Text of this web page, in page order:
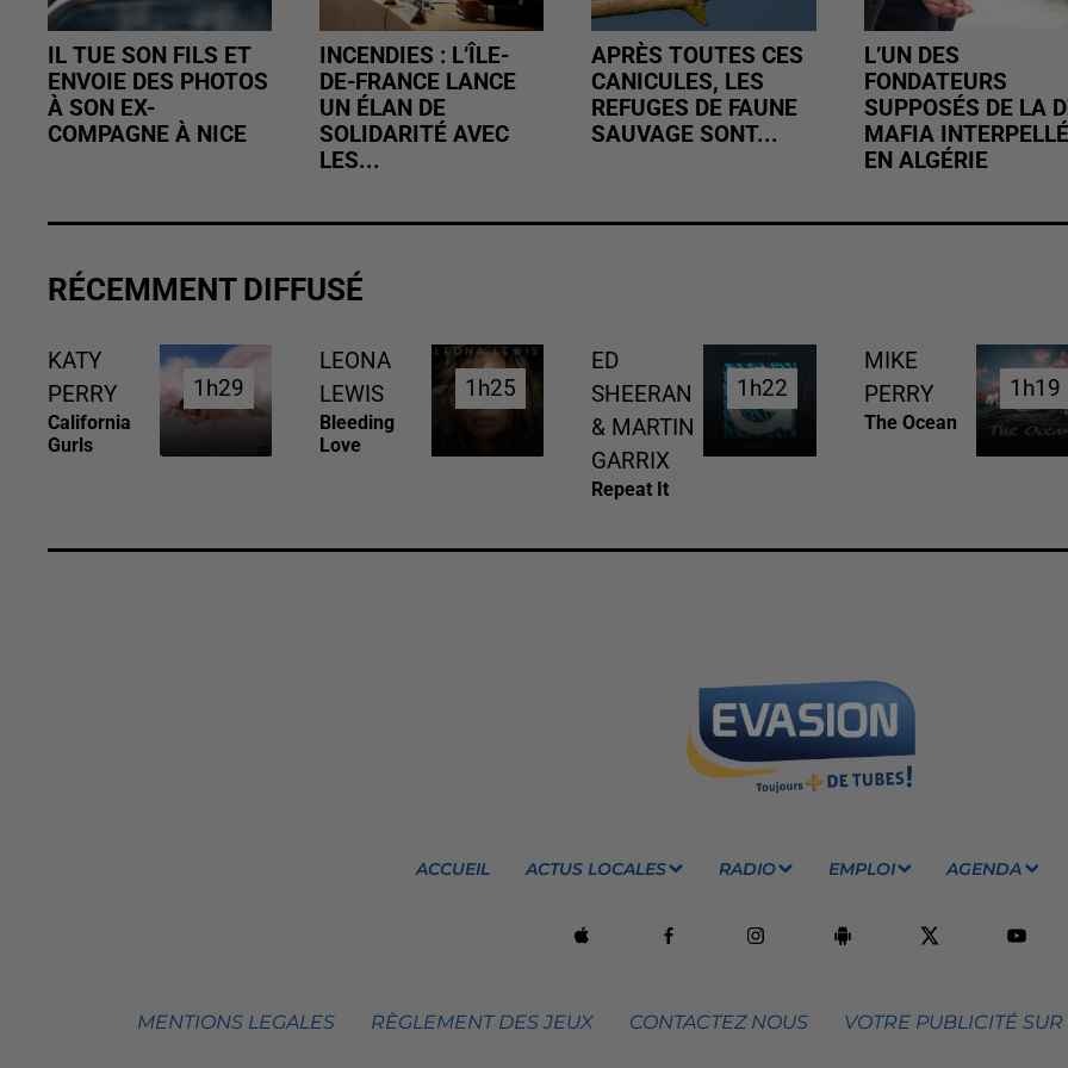
IL TUE SON FILS ET
ENVOIE DES PHOTOS
À SON EX-
COMPAGNE À NICE
INCENDIES : L’ÎLE-
DE-FRANCE LANCE
UN ÉLAN DE
SOLIDARITÉ AVEC
LES...
APRÈS TOUTES CES
CANICULES, LES
REFUGES DE FAUNE
SAUVAGE SONT...
L’UN DES
FONDATEURS
SUPPOSÉS DE LA
MAFIA INTERPELLÉ
EN ALGÉRIE
RÉCEMMENT DIFFUSÉ
KATY
PERRY
California
Gurls
1h29
1h29
LEONA
LEWIS
Bleeding
Love
1h25
1h25
ED
SHEERAN
& MARTIN
GARRIX
Repeat It
1h22
1h22
MIKE
PERRY
The Ocean
1h19
1h19
ACCUEIL ACTUS LOCALES RADIO EMPLOI AGENDA
MENTIONS LEGALES RÈGLEMENT DES JEUX CONTACTEZ NOUS VOTRE PUBLICITÉ